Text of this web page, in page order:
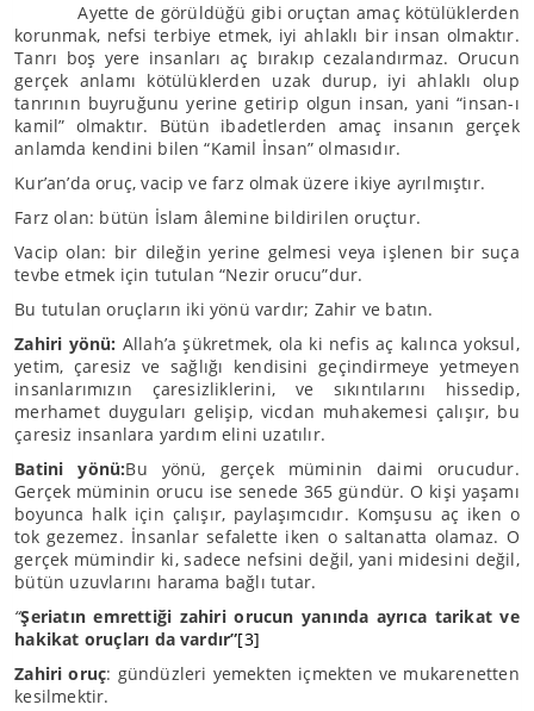
Ayette de görüldüğü gibi oruçtan amaç kötülüklerden
korunmak, nefsi terbiye etmek, iyi ahlaklı bir insan olmaktır.
Tanrı boş yere insanları aç bırakıp cezalandırmaz. Orucun
gerçek anlamı kötülüklerden uzak durup, iyi ahlaklı olup
tanrının buyruğunu yerine getirip olgun insan, yani “insan-ı
kamil” olmaktır. Bütün ibadetlerden amaç insanın gerçek
anlamda kendini bilen “Kamil İnsan” olmasıdır.
Kur’an’da oruç, vacip ve farz olmak üzere ikiye ayrılmıştır.
Farz olan: bütün İslam âlemine bildirilen oruçtur.
Vacip olan: bir dileğin yerine gelmesi veya işlenen bir suça
tevbe etmek için tutulan “Nezir orucu”dur.
Bu tutulan oruçların iki yönü vardır; Zahir ve batın.
Zahiri yönü: Allah’a şükretmek, ola ki nefis aç kalınca yoksul,
yetim, çaresiz ve sağlığı kendisini geçindirmeye yetmeyen
insanlarımızın çaresizliklerini, ve sıkıntılarını hissedip,
merhamet duyguları gelişip, vicdan muhakemesi çalışır, bu
çaresiz insanlara yardım elini uzatılır.
Batini yönü:Bu yönü, gerçek müminin daimi orucudur.
Gerçek müminin orucu ise senede 365 gündür. O kişi yaşamı
boyunca halk için çalışır, paylaşımcıdır. Komşusu aç iken o
tok gezemez. İnsanlar sefalette iken o saltanatta olamaz. O
gerçek mümindir ki, sadece nefsini değil, yani midesini değil,
bütün uzuvlarını harama bağlı tutar.
“Şeriatın emrettiği zahiri orucun yanında ayrıca tarikat ve
hakikat oruçları da vardır”[3]
Zahiri oruç: gündüzleri yemekten içmekten ve mukarenetten
kesilmektir.